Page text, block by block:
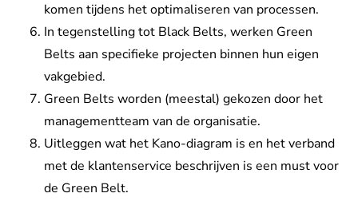
komen tijdens het optimaliseren van processen.
In tegenstelling tot Black Belts, werken Green
Belts aan specifieke projecten binnen hun eigen
vakgebied.
Green Belts worden (meestal) gekozen door het
managementteam van de organisatie.
Uitleggen wat het Kano-diagram is en het verband
met de klantenservice beschrijven is een must voor
de Green Belt.